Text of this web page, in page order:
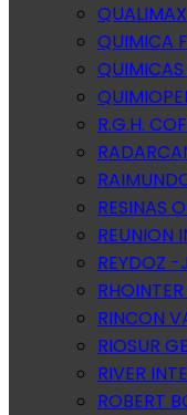
QUIMICA
QUIMICAS
R.G.H.
RESINAS
REUNION
REYDOZ -
RINCON
RIOSUR
RIVER
ROBERT